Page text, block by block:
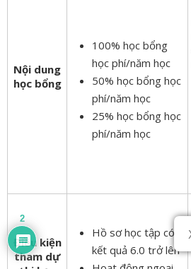
Nội dung
học bổng
100% học bổng
học phí/năm học
50% học bổng học
phí/năm học
25% học bổng học
phí/năm học
Điều kiện
tham dự
Hồ sơ học tập có
kết quả 6.0 trở lên
2